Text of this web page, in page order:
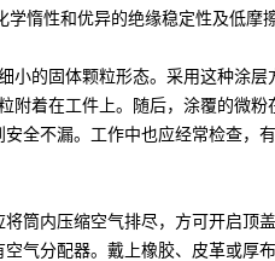
惰性和优异的绝缘稳定性及低摩
的固体颗粒形态。采用这种涂
着在工件上。随后，涂覆的微粉
全不漏。工作中也应经常检查，
筒内压缩空气排尽，方可开启顶盖
气分配器。戴上橡胶、皮革或厚